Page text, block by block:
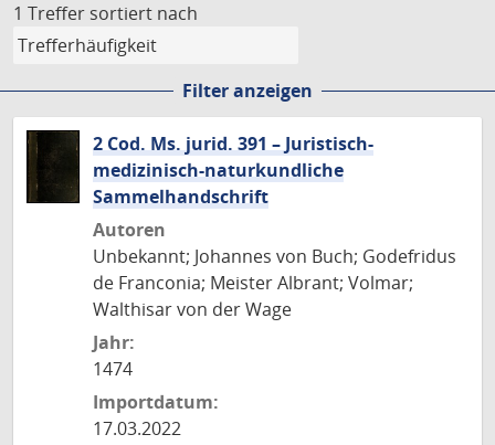
1 Treffer sortiert nach
Filter anzeigen
2 Cod. Ms. jurid. 391 – Juristisch-
medizinisch-naturkundliche
Sammelhandschrift
Autoren
Unbekannt; Johannes von Buch; Godefridus
de Franconia; Meister Albrant; Volmar;
Walthisar von der Wage
Jahr:
1474
Importdatum:
17.03.2022